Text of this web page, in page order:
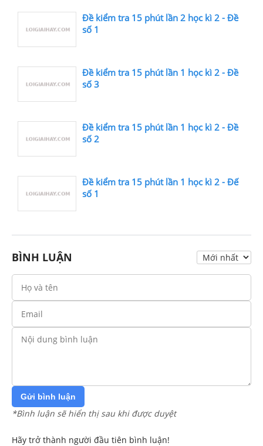
Đề kiểm tra 15 phút lần 2 học kì 2 - Đề
số 1
Đề kiểm tra 15 phút lần 1 học kì 2 - Đề
số 3
Đề kiểm tra 15 phút lần 1 học kì 2 - Đề
số 2
Đề kiểm tra 15 phút lần 1 học kì 2 - Đế
số 1
BÌNH LUẬN
Gửi bình luận
*Bình luận sẽ hiển thị sau khi được duyệt
Hãy trở thành người đầu tiên bình luận!